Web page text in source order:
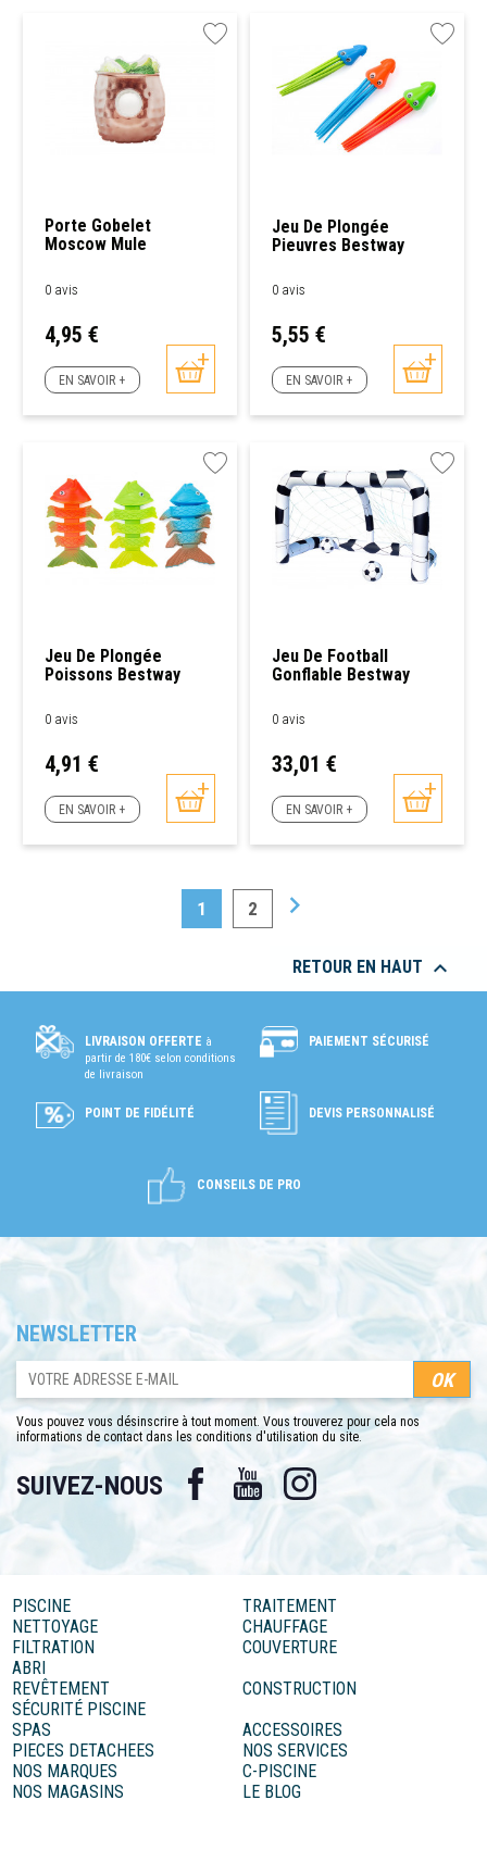
Porte Gobelet
Moscow Mule
0 avis
Prix
4,95 €
EN SAVOIR +
Jeu De Plongée
Pieuvres Bestway
0 avis
Prix
5,55 €
EN SAVOIR +
Jeu De Plongée
Poissons Bestway
0 avis
Prix
4,91 €
EN SAVOIR +
Jeu De Football
Gonflable Bestway
0 avis
Prix
33,01 €
EN SAVOIR +
1 2 
RETOUR EN HAUT 
LIVRAISON OFFERTE à
partir de 180€ selon conditions
de livraison
PAIEMENT SÉCURISÉ
POINT DE FIDÉLITÉ DEVIS PERSONNALISÉ
CONSEILS DE PRO
NEWSLETTER
Vous pouvez vous désinscrire à tout moment. Vous trouverez pour cela nos
informations de contact dans les conditions d'utilisation du site.
SUIVEZ-NOUS Facebook YouTube Instagram
PISCINE
TRAITEMENT
NETTOYAGE
CHAUFFAGE
FILTRATION
COUVERTURE
ABRI
REVÊTEMENT
CONSTRUCTION
SÉCURITÉ PISCINE
SPAS
ACCESSOIRES
PIECES DETACHEES
NOS SERVICES
NOS MARQUES
C-PISCINE
NOS MAGASINS
LE BLOG